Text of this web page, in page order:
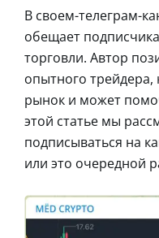
В своем-телеграм-
обещает
торговли. Автор
опытного
рынок и может
этой статье мы
подписываться на
или это очередной